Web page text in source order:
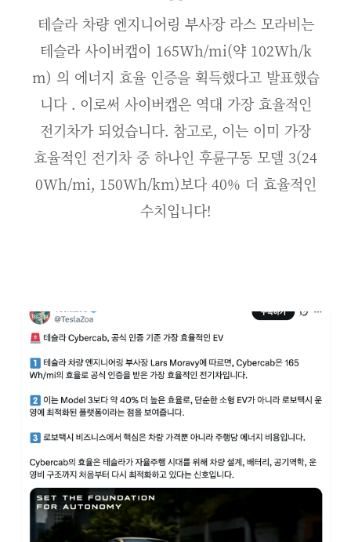
테슬라 차량 엔지니어링 부사장 라스 모라비는
테슬라 사이버캡이 165Wh/mi(약 102Wh/k
m) 의 에너지 효율 인증을 획득했다고 발표했습
니다 . 이로써 사이버캡은 역대 가장 효율적인
전기차가 되었습니다. 참고로, 이는 이미 가장
효율적인 전기차 중 하나인 후륜구동 모델 3(24
0Wh/mi, 150Wh/km)보다 40% 더 효율적인
수치입니다!